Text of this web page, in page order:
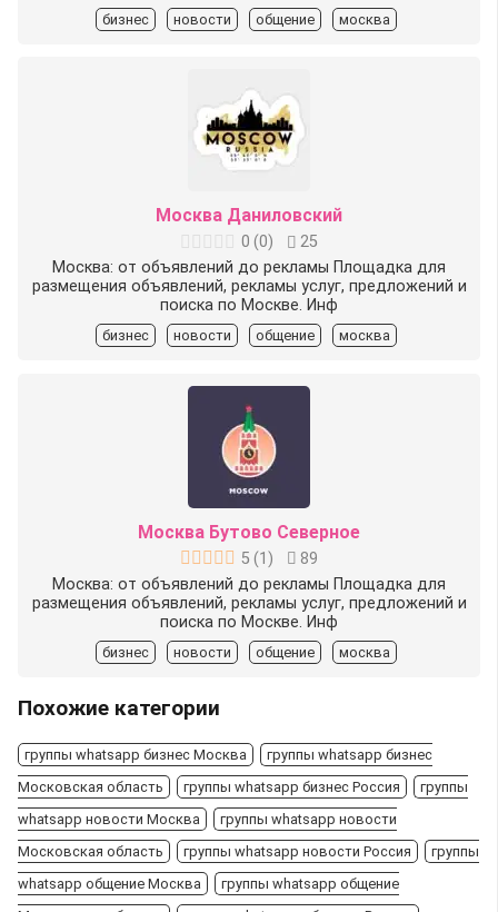
бизнес новости общение москва
Москва Даниловский
0 (0)
25
Москва: от объявлений до рекламы Площадка для
размещения объявлений, рекламы услуг, предложений и
поиска по Москве. Инф
бизнес новости общение москва
Москва Бутово Северное
5 (1 )
89
Москва: от объявлений до рекламы Площадка для
размещения объявлений, рекламы услуг, предложений и
поиска по Москве. Инф
бизнес новости общение москва
Похожие категории
группы whatsapp бизнес Москва
группы whatsapp бизнес
Московская область
группы whatsapp бизнес Россия
группы
whatsapp новости Москва
группы whatsapp новости
Московская область
группы whatsapp новости Россия
группы
whatsapp общение Москва
группы whatsapp общение